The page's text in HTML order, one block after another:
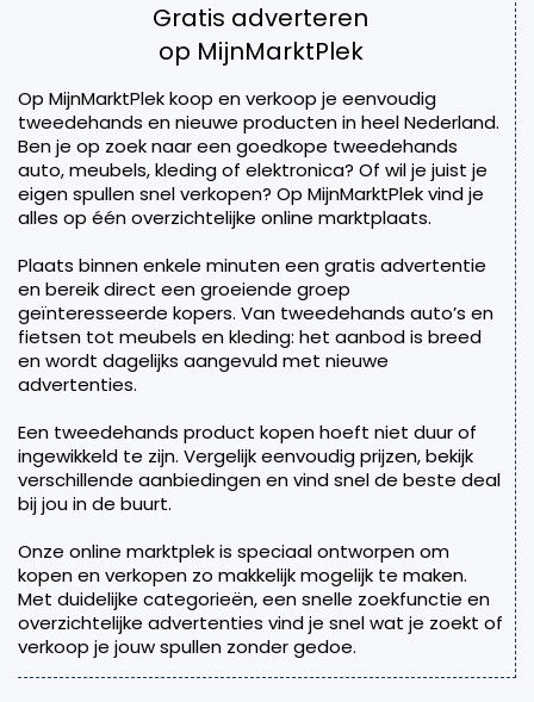
Gratis adverteren
op MijnMarktPlek
Op MijnMarktPlek koop en verkoop je eenvoudig
tweedehands en nieuwe producten in heel Nederland.
Ben je op zoek naar een goedkope tweedehands
auto, meubels, kleding of elektronica? Of wil je juist je
eigen spullen snel verkopen? Op MijnMarktPlek vind je
alles op één overzichtelijke online marktplaats.
Plaats binnen enkele minuten een gratis advertentie
en bereik direct een groeiende groep
geïnteresseerde kopers. Van tweedehands auto’s en
fietsen tot meubels en kleding: het aanbod is breed
en wordt dagelijks aangevuld met nieuwe
advertenties.
Een tweedehands product kopen hoeft niet duur of
ingewikkeld te zijn. Vergelijk eenvoudig prijzen, bekijk
verschillende aanbiedingen en vind snel de beste deal
bij jou in de buurt.
Onze online marktplek is speciaal ontworpen om
kopen en verkopen zo makkelijk mogelijk te maken.
Met duidelijke categorieën, een snelle zoekfunctie en
overzichtelijke advertenties vind je snel wat je zoekt of
verkoop je jouw spullen zonder gedoe.